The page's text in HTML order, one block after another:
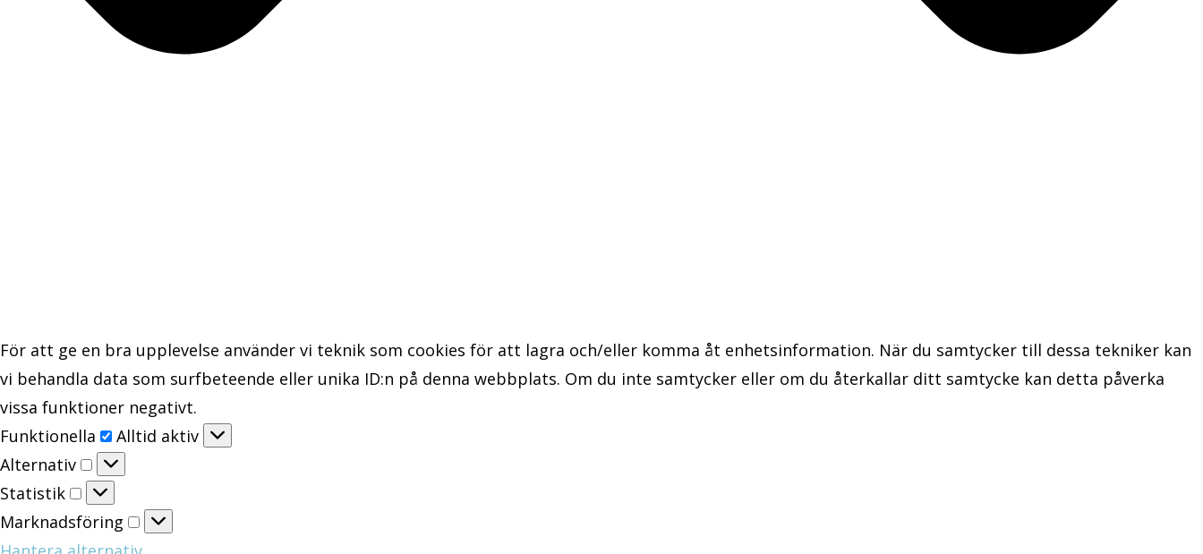
För att ge en bra upplevelse använder vi teknik som cookies för att lagra och/eller komma åt enhetsinformation. När du samtycker till dessa tekniker kan
vi behandla data som surfbeteende eller unika ID:n på denna webbplats. Om du inte samtycker eller om du återkallar ditt samtycke kan detta påverka
vissa funktioner negativt.
Funktionella
Funktionella
Alltid aktiv
Alternativ
Alternativ
Statistik
Statistik
Marknadsföring
Marknadsföring